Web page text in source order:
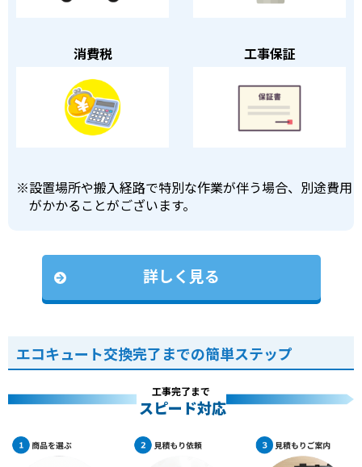
消費税 工事保証
※設置場所や搬入経路で特別な作業が伴う場合、別途費用
がかかることがございます。
詳しく見る
エコキュート交換完了までの簡単ステップ
工事完了まで
スピード対応